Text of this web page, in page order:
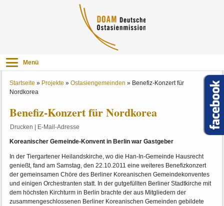
Menü
Startseite » Projekte »Ostasiengemeinden » Benefiz-Konzert für
Nordkorea
Benefiz-Konzert für Nordkorea
Drucken E-Mail-Adresse
Koreanischer Gemeinde-Konvent in Berlin war Gastgeber
In der Tiergartener Heilandskirche, wo die Han-In-Gemeinde Hausrecht
genießt, fand am Samstag, den 22.10.2011 eine weiteres Benefizkonzert
der gemeinsamen Chöre des Berliner Koreanischen Gemeindekonventes
und einigen Orchestranten statt. In der gutgefüllten Berliner Stadtkirche mit
dem höchsten Kirchturm in Berlin brachte der aus Mitgliedern der
zusammengeschlossenen Berliner Koreanischen Gemeinden gebildete